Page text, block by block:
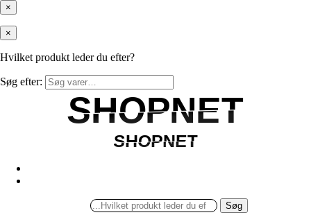
×
×
Hvilket produkt leder du efter?
Søg efter:
SHOPNET
SHOPNET
SHOPNET
SHOPNET
Søg